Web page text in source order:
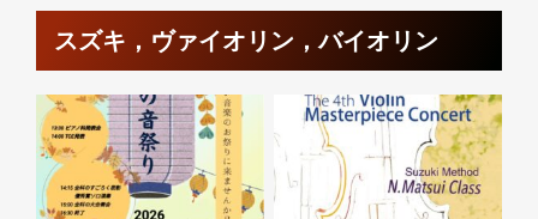
スズキ，ヴァイオリン，バイオリン